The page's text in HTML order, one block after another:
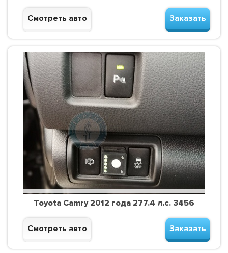
Смотреть авто Заказать
Toyota Camry 2012 года 277.4 л.с. 3456
Смотреть авто Заказать